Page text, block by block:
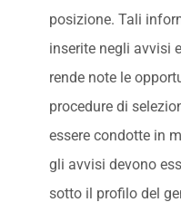
posizione. Tali
inserite negli avvisi
rende note le
procedure di
essere condotte in
gli avvisi devono
sotto il profilo del